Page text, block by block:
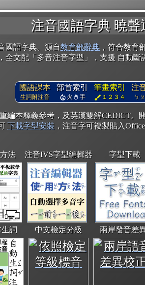
注音國語字典 曉聲
國語字典。源自教育部辭典 ，符合教育
全文配「多音注音字型」，支援 自動斷
國語課本
生詞附注音
部首索引
火 手
筆畫索引
１２３４
注
ㄅ
編本釋義參考，及英漢雙解CEDICT。
下載字型安裝 ，注音字可複製貼入
法 注音IVS字型編輯器 字型下載
生詞 中文檢定分級 兩岸發音差